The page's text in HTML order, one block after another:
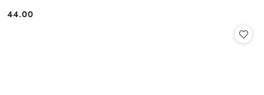
Cena:
44.00